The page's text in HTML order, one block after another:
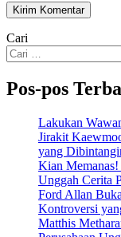
Cari
Pos-pos
Lakukan
Jirakit
yang
Kian
Unggah Cerita
Ford Allan
Kontroversi
Matthis